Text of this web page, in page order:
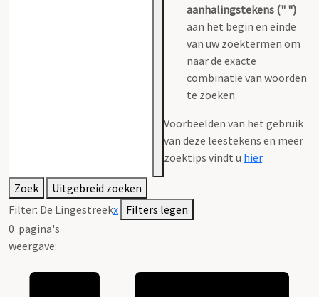
aanhalingstekens (" ")
aan het begin en einde
van uw zoektermen om
naar de exacte
combinatie van woorden
te zoeken.
Voorbeelden van het gebruik
van deze leestekens en meer
zoektips vindt u hier.
Zoek
Uitgebreid zoeken
Filter: De Lingestreekx Filters legen
0 pagina's
weergave: